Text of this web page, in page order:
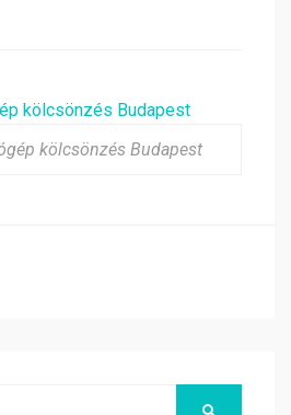
kölcsönzés Budapest